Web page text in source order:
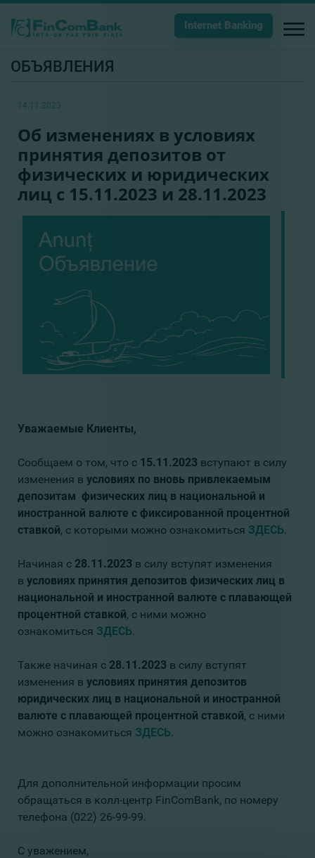
Internet Banking
ОБЪЯВЛЕНИЯ
14.11.2023
Об изменениях в условиях
принятия депозитов от
физических и юридических
лиц с 15.11.2023 и 28.11.2023
Уважаемые Клиенты,
Сообщаем о том, что с 15.11.2023 вступают в силу
изменения в условиях по вновь привлекаемым
депозитам физических лиц в национальной и
иностранной валюте с фиксированной процентной
ставкой, с которыми можно ознакомиться ЗДЕСЬ.
Начиная с 28.11.2023 в силу вступят изменения
в условиях принятия депозитов физических лиц в
национальной и иностранной валюте с плавающей
процентной ставкой, с ними можно
ознакомиться ЗДЕСЬ.
Также начиная с 28.11.2023 в силу вступят
изменения в условиях принятия депозитов
юридических лиц в национальной и иностранной
валюте с плавающей процентной ставкой, с ними
можно ознакомиться ЗДЕСЬ.
Для дополнительной информации просим
обращаться в колл-центр FinComBank, по номеру
телефона (022) 26-99-99.
С уважением,